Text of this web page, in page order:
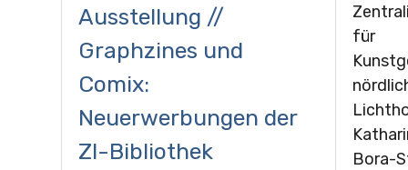
Ausstellung //
Graphzines und
Comix:
Neuerwerbungen der
ZI-Bibliothek
für
Bora-